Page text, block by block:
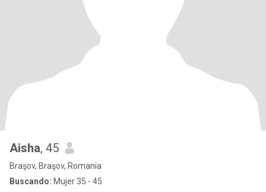
Aisha, 45
Braşov, Braşov, Romania
Buscando: Mujer 35 - 45